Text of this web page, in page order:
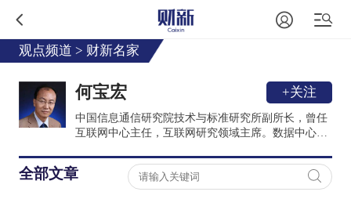
观点频道 > 财新名家
何宝宏 +关注
中国信息通信研究院技术与标准研究所副所长，曾任
互联网中心主任，互联网研究领域主席。数据中心联
长，中国通信标准化协会IP与多媒体工作委员会副主
席等。从事互联网相关的技术、标准、产业和政策等
研究超过20年，目前主要关注互联网技术历史、互联
全部文章